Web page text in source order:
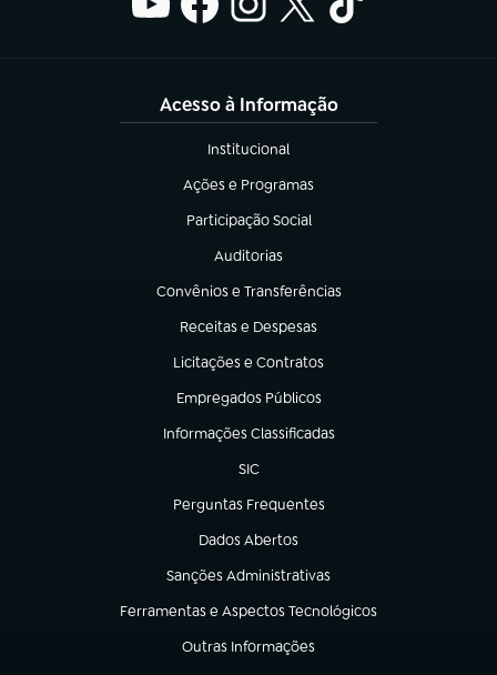
Acesso à Informação
Institucional
(abre em nova aba)
Ações e Programas
(abre em nova aba)
Participação Social
(abre em nova aba)
Auditorias
(abre em nova aba)
Convênios e Transferências
(abre em nova aba)
Receitas e Despesas
(abre em nova aba)
Licitações e Contratos
(abre em nova aba)
Empregados Públicos
(abre em nova aba)
Informações Classificadas
(abre em nova aba)
SIC
(abre em nova aba)
Perguntas Frequentes
(abre em nova aba)
Dados Abertos
(abre em nova aba)
Sanções Administrativas
(abre em nova aba)
Ferramentas e Aspectos Tecnológicos
(abre em nova aba)
Outras Informações
(abre em nova aba)